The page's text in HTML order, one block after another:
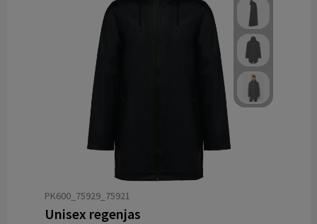
PK600_75929_75921
Unisex regenjas